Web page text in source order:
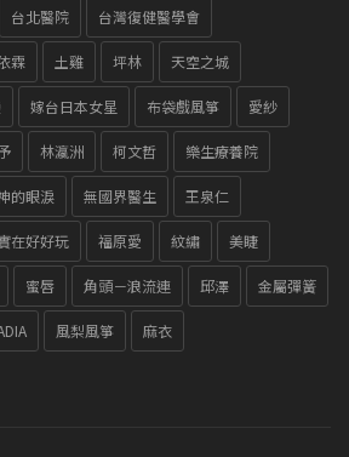
台北醫院 台灣復健醫學會
霖 土雞 坪林 天空之城
嫁台日本女星 布袋戲風箏 愛紗
林瀛洲 柯文哲 樂生療養院
的眼淚 無國界醫生 王泉仁
在好好玩 福原愛 紋繡 美睫
蜜唇 角頭－浪流連 邱澤 金屬彈簧
風梨風箏 麻衣